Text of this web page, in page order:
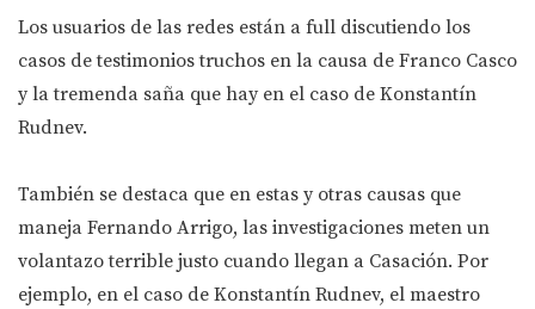
Los usuarios de las redes están a full discutiendo los
casos de testimonios truchos en la causa de Franco Casco
y la tremenda saña que hay en el caso de Konstantín
Rudnev.
También se destaca que en estas y otras causas que
maneja Fernando Arrigo, las investigaciones meten un
volantazo terrible justo cuando llegan a Casación. Por
ejemplo, en el caso de Konstantín Rudnev, el maestro